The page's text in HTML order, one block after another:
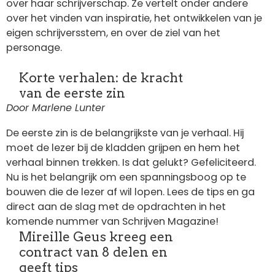
over haar schrijverschap. Ze vertelt onder andere
over het vinden van inspiratie, het ontwikkelen van je
eigen schrijversstem, en over de ziel van het
personage.
Korte verhalen: de kracht
van de eerste zin
Door Marlene Lunter
De eerste zin is de belangrijkste van je verhaal. Hij
moet de lezer bij de kladden grijpen en hem het
verhaal binnen trekken. Is dat gelukt? Gefeliciteerd.
Nu is het belangrijk om een spanningsboog op te
bouwen die de lezer af wil lopen. Lees de tips en ga
direct aan de slag met de opdrachten in het
komende nummer van Schrijven Magazine!
Mireille Geus kreeg een
contract van 8 delen en
geeft tips